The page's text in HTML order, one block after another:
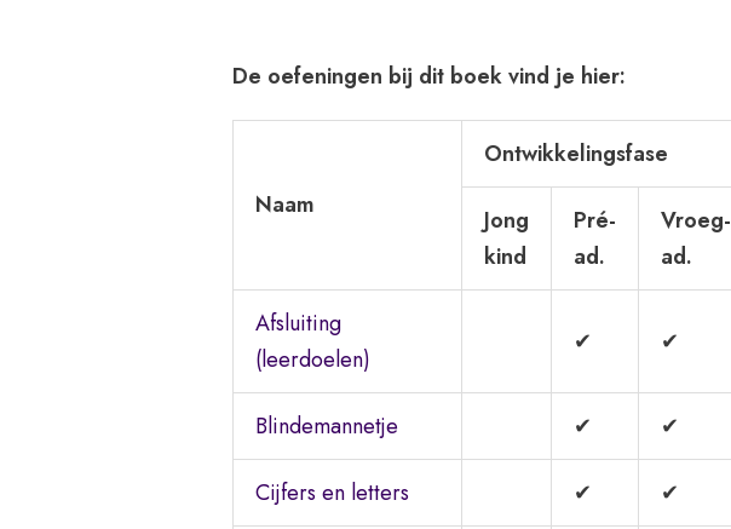
De oefeningen bij dit boek vind je hier:
Naam
Ontwikkelingsfase
Jong
kind
Pré-
ad.
Vroeg-
ad.
Afsluiting
(leerdoelen)
✔ ✔
Blindemannetje ✔ ✔
Cijfers en letters ✔ ✔